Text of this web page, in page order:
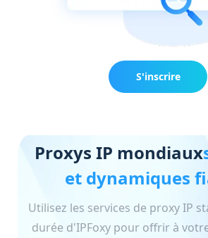
S'inscrire
Proxys IP mondiaux
et dynamiques
Utilisez les services de proxy IP
durée d'IPFoxy pour offrir à